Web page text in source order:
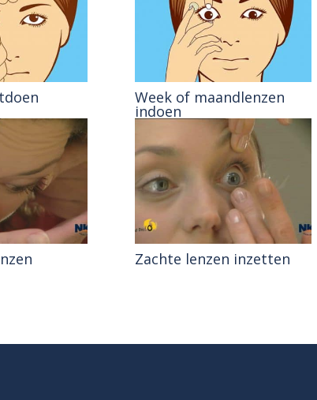
Week of maandlenzen
indoen
Zachte lenzen inzetten